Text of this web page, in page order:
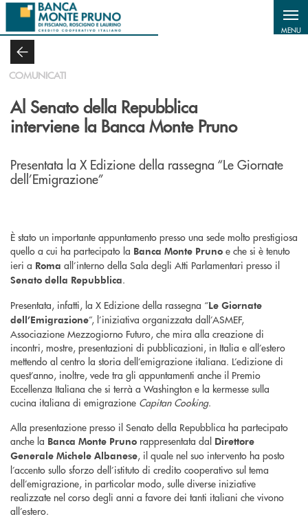
Salta al contenuto principale
MENU
COMUNICATI
Al Senato della Repubblica
interviene la Banca Monte Pruno
Presentata la X Edizione della rassegna “Le Giornate
dell’Emigrazione”
È stato un importante appuntamento presso una sede molto prestigiosa
quello a cui ha partecipato la Banca Monte Pruno e che si è tenuto
ieri a Roma all’interno della Sala degli Atti Parlamentari presso il
Senato della Repubblica.
Presentata, infatti, la X Edizione della rassegna “Le Giornate
dell’Emigrazione”, l’iniziativa organizzata dall’ASMEF,
Associazione Mezzogiorno Futuro, che mira alla creazione di
incontri, mostre, presentazioni di pubblicazioni, in Italia e all’estero
mettendo al centro la storia dell’emigrazione italiana. L’edizione di
quest’anno, inoltre, vede tra gli appuntamenti anche il Premio
Eccellenza Italiana che si terrà a Washington e la kermesse sulla
cucina italiana di emigrazione Capitan Cooking.
Alla presentazione presso il Senato della Repubblica ha partecipato
anche la Banca Monte Pruno rappresentata dal Direttore
Generale Michele Albanese, il quale nel suo intervento ha posto
l’accento sullo sforzo dell’istituto di credito cooperativo sul tema
dell’emigrazione, in particolar modo, sulle diverse iniziative
realizzate nel corso degli anni a favore dei tanti italiani che vivono
all’estero.